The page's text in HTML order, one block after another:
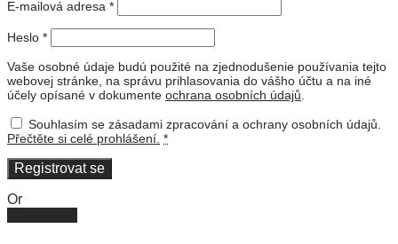
E-mailová adresa *
Heslo *
Vaše osobné údaje budú použité na zjednodušenie používania tejto
webovej stránke, na správu prihlasovania do vášho účtu a na iné
účely opísané v dokumente ochrana osobních údajů.
Souhlasím se zásadami zpracování a ochrany osobních údajů.
Přečtěte si celé prohlášení. *
Registrovat se
Or